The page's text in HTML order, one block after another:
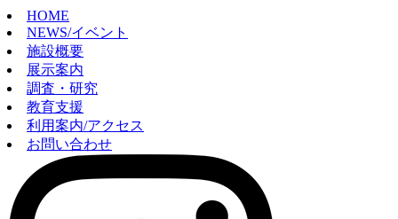
HOME
NEWS/イベント
施設概要
展示案内
調査・研究
教育支援
利用案内/アクセス
お問い合わせ